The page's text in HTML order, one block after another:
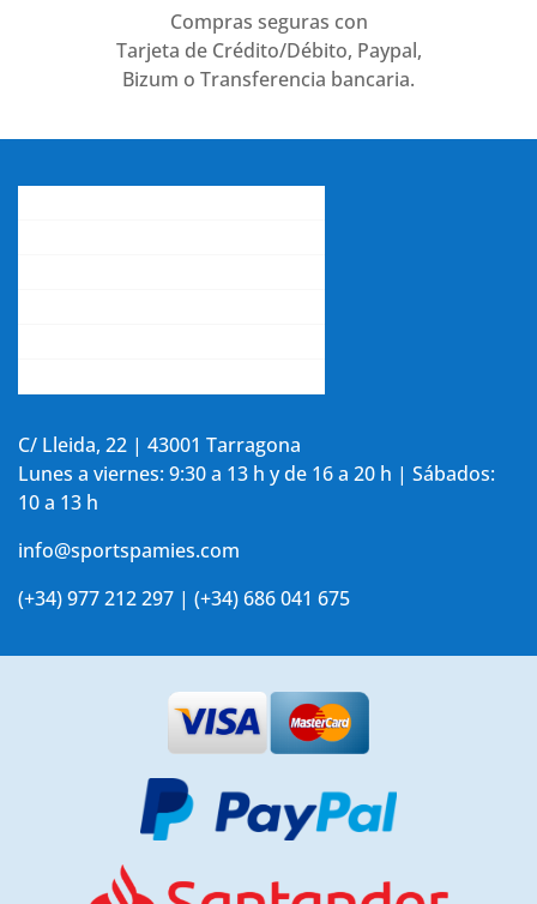
Compras seguras con
Tarjeta de Crédito/Débito, Paypal,
Bizum o Transferencia bancaria.
C/ Lleida, 22 | 43001 Tarragona
Lunes a viernes: 9:30 a 13 h y de 16 a 20 h | Sábados:
10 a 13 h
info@sportspamies.com
(+34) 977 212 297 | (+34) 686 041 675